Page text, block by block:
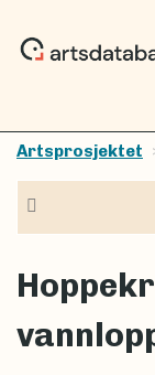
Artsprosjektet